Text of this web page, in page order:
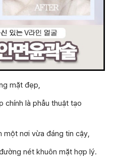
mặt đẹp,
chính là phẫu thuật tạo
một nơi vừa đáng tin cậy,
nét khuôn mặt hợp lý.